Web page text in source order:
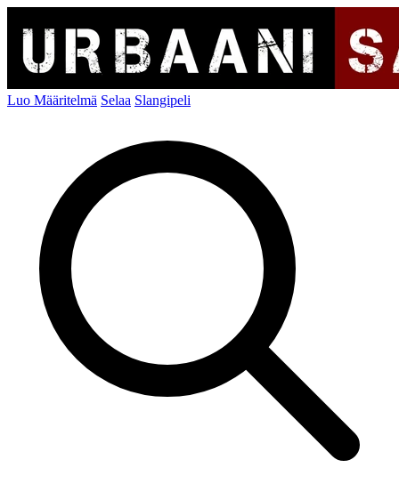
Luo Määritelmä Selaa Slangipeli